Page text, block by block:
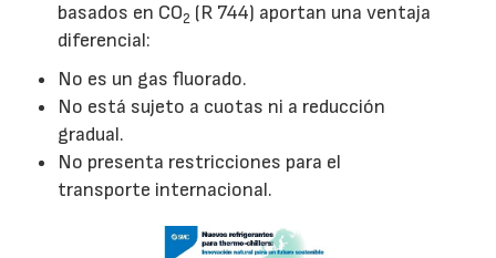
basados en CO2 (R 744) aportan una ventaja
diferencial:
No es un gas fluorado.
No está sujeto a cuotas ni a reducción
gradual.
No presenta restricciones para el
transporte internacional.